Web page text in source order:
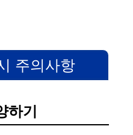
주의사항
하기